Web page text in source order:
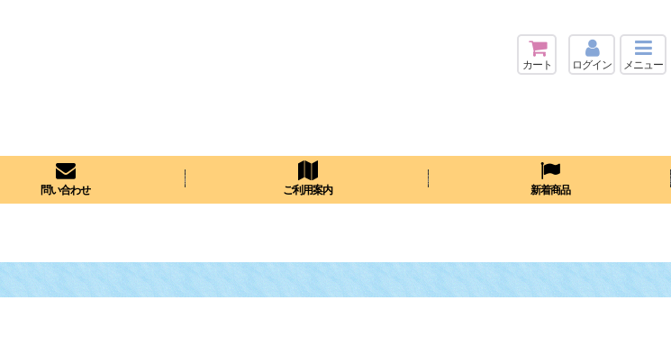
カート ログイン メニュー
問い合わせ ご利用案内 新着商品